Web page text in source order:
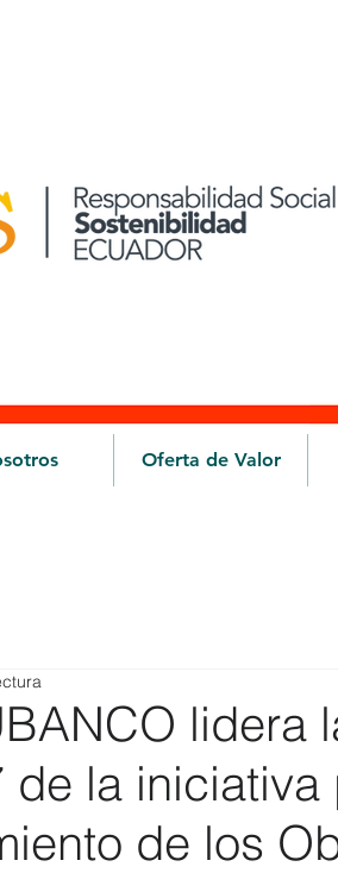
Oferta de Valor
lidera
de la iniciativa
de los